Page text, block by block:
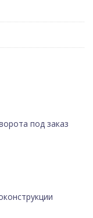
под заказ